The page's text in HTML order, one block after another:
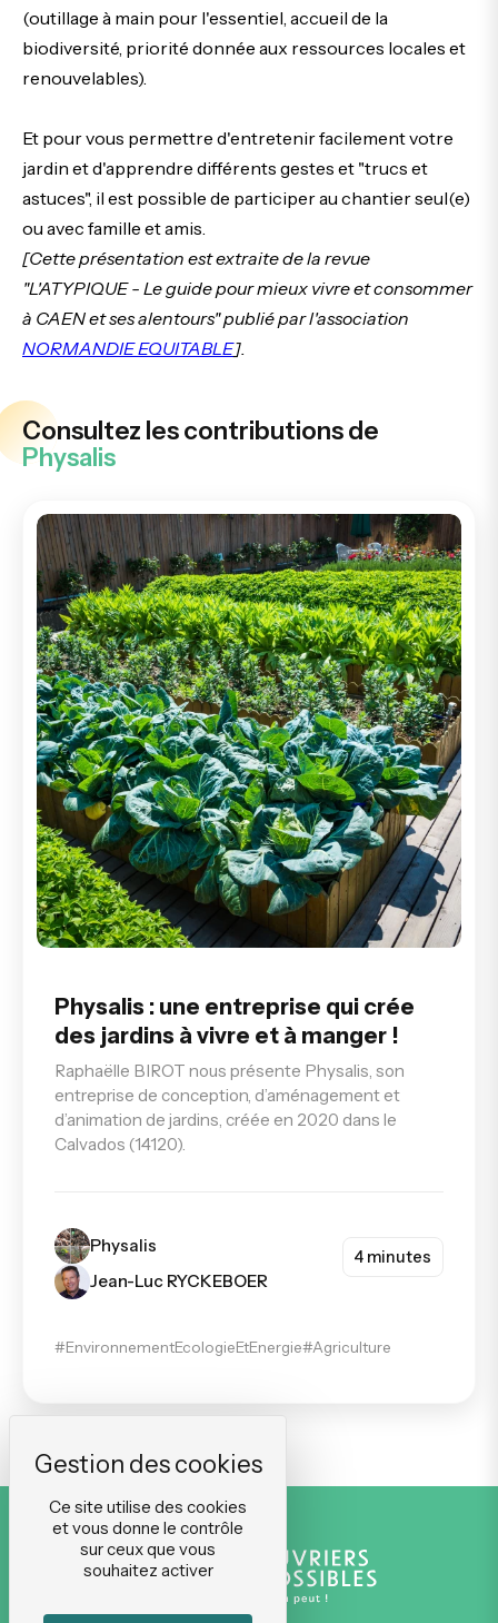
(outillage à main pour l'essentiel, accueil de la
biodiversité, priorité donnée aux ressources locales et
renouvelables).
Et pour vous permettre d'entretenir facilement votre
jardin et d'apprendre différents gestes et "trucs et
astuces", il est possible de participer au chantier seul(e)
ou avec famille et amis.
[Cette présentation est extraite de la revue
"L'ATYPIQUE - Le guide pour mieux vivre et consommer
à CAEN et ses alentours" publié par l'association
NORMANDIE EQUITABLE].
Consultez les contributions de
Physalis
Physalis : une entreprise qui crée
des jardins à vivre et à manger !
Raphaëlle BIROT nous présente Physalis, son
entreprise de conception, d’aménagement et
d’animation de jardins, créée en 2020 dans le
Calvados (14120).
Physalis
Jean-Luc RYCKEBOER
4 minutes
#EnvironnementEcologieEtEnergie#Agriculture
Ce site utilise des cookies
et vous donne le contrôle
sur ceux que vous
souhaitez activer